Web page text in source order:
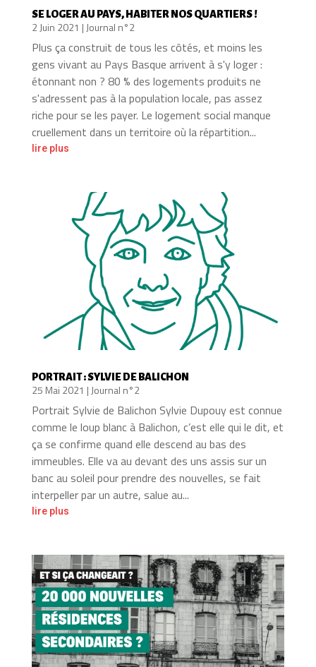
SE LOGER AU PAYS, HABITER NOS QUARTIERS !
2 Juin 2021 | Journal n°2
Plus ça construit de tous les côtés, et moins les
gens vivant au Pays Basque arrivent à s'y loger :
étonnant non ? 80 % des logements produits ne
s'adressent pas à la population locale, pas assez
riche pour se les payer. Le logement social manque
cruellement dans un territoire où la répartition...
lire plus
PORTRAIT : SYLVIE DE BALICHON
25 Mai 2021 | Journal n°2
Portrait Sylvie de Balichon Sylvie Dupouy est connue
comme le loup blanc à Balichon, c’est elle qui le dit, et
ça se confirme quand elle descend au bas des
immeubles. Elle va au devant des uns assis sur un
banc au soleil pour prendre des nouvelles, se fait
interpeller par un autre, salue au...
lire plus